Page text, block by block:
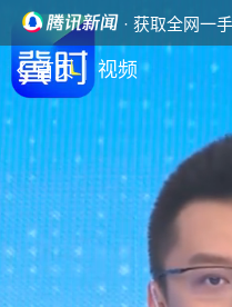
· 获取全网一
首页 视频